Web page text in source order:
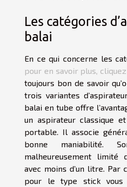
Les catégories
balai
En ce qui concerne les
pour en savoir plus,
toujours bon de savoir
trois variantes
balai en tube offre
un aspirateur classique
portable. Il associe
bonne maniabilité.
malheureusement limité
avec moins d’un litre. Par
pour le type stick vous